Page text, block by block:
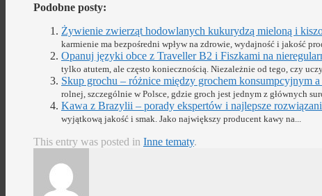
Podobne posty:
Żywienie zwierząt hodowlanych kukurydzą mieloną i
karmienie ma bezpośredni wpływ na zdrowie, wydajność i jakość
Opanuj języki obce z Traveller B2 i Fiszkami na
tylko atutem, ale często koniecznością. Niezależnie od tego, czy
Skup grochu – różnice między grochem konsumpcyjnym
rolnej, szczególnie w Polsce, gdzie groch jest jednym z głównych
Kawa z Brazylii – porady ekspertów i najlepsze
wyjątkową jakość i smak. Jako największy producent kawy na...
This entry was posted in Inne tematy.